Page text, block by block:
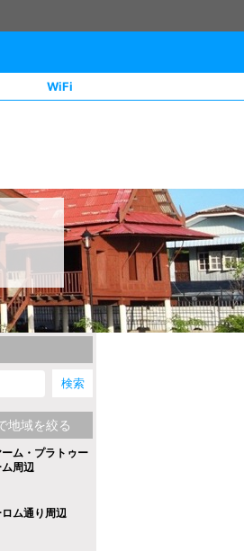
WiFi
地域を絞る
ム・プラトゥー
周辺
ロム通り周辺